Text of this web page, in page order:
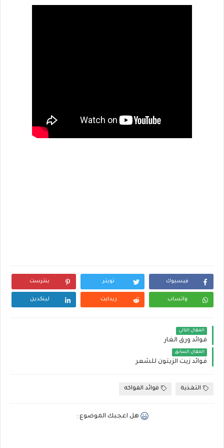
فيسبوك تويتر بنترست
واتساب ريدايت لينكدين
المقال التالي
فوائد ورق الغار
المقال السابق
فوائد زيت الزيتون للشعر
التغذية فوائد الفواكه
هل اعجبك الموضوع :